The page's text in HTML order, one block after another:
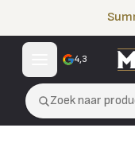
4,3
Zoek naar